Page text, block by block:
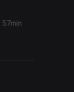
57min